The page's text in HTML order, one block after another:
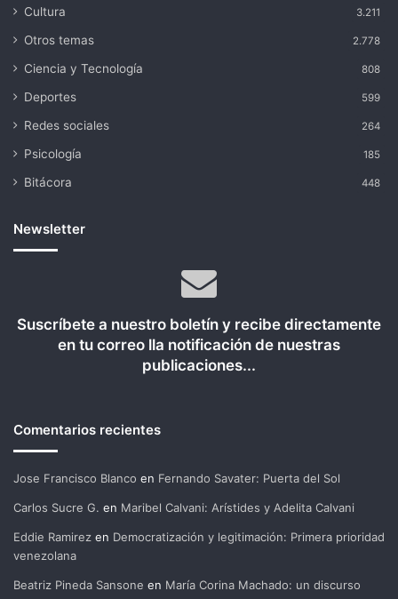
Cultura 3.211
Otros temas 2.778
Ciencia y Tecnología 808
Deportes 599
Redes sociales 264
Psicología 185
Bitácora 448
Newsletter
Suscríbete a nuestro boletín y recibe directamente
en tu correo lla notificación de nuestras
publicaciones...
Comentarios recientes
Jose Francisco Blanco en Fernando Savater: Puerta del Sol
Carlos Sucre G. en Maribel Calvani: Arístides y Adelita Calvani
Eddie Ramirez en Democratización y legitimación: Primera prioridad
venezolana
Beatriz Pineda Sansone en María Corina Machado: un discurso